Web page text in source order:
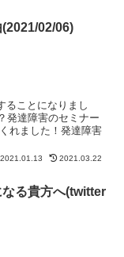
02/06)
ることになりまし
発達障害のセミナー
れました！発達障害
2021.03.22
なる貴方へ(twitter